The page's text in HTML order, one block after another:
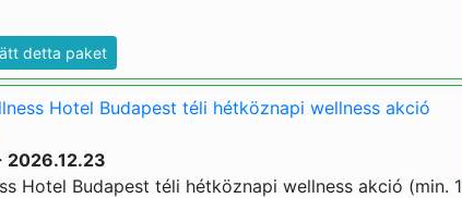
detta paket
Hotel Budapest téli hétköznapi wellness akció
2026.12.23
Hotel Budapest téli hétköznapi wellness akció (min. 1